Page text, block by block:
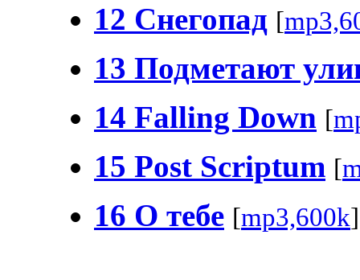
12 Снегопад [
13 Подметают
14 Falling Down [
15 Post Scriptum [
16 О тебе [mp3,600k